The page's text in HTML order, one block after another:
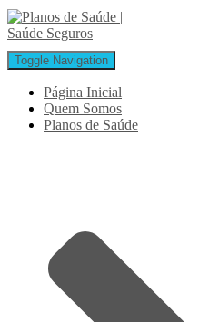
Toggle Navigation
Página Inicial
Quem Somos
Planos de Saúde